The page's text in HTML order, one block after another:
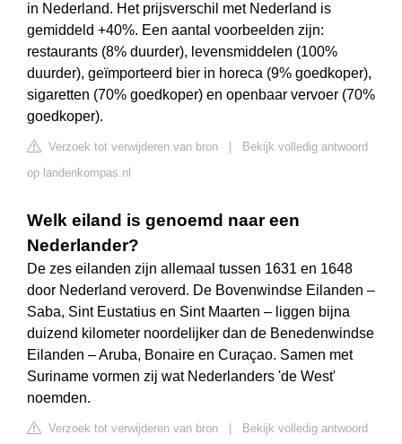
in Nederland. Het prijsverschil met Nederland is
gemiddeld +40%. Een aantal voorbeelden zijn:
restaurants (8% duurder), levensmiddelen (100%
duurder), geïmporteerd bier in horeca (9% goedkoper),
sigaretten (70% goedkoper) en openbaar vervoer (70%
goedkoper).
Verzoek tot verwijderen van bron
Bekijk volledig antwoord
op landenkompas.nl
Welk eiland is genoemd naar een
Nederlander?
De zes eilanden zijn allemaal tussen 1631 en 1648
door Nederland veroverd. De Bovenwindse Eilanden –
Saba, Sint Eustatius en Sint Maarten – liggen bijna
duizend kilometer noordelijker dan de Benedenwindse
Eilanden – Aruba, Bonaire en Curaçao. Samen met
Suriname vormen zij wat Nederlanders 'de West'
noemden.
Verzoek tot verwijderen van bron
Bekijk volledig antwoord